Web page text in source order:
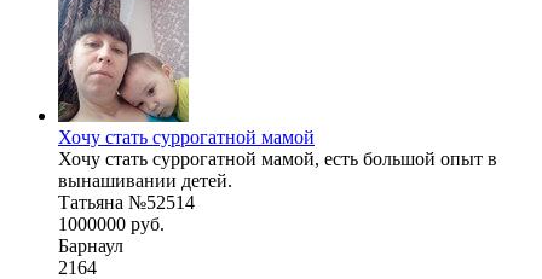
Хочу стать суррогатной мамой
Хочу стать суррогатной мамой, есть большой опыт в
вынашивании детей.
Татьяна №52514
1000000 руб.
Барнаул
2164